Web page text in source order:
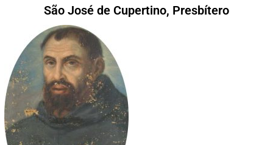
São José de Cupertino, Presbítero